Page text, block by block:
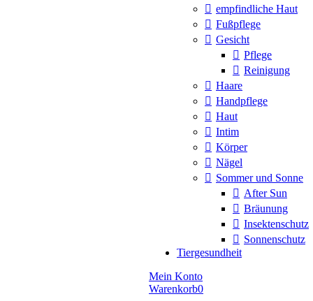
empfindliche Haut
Fußpflege
Gesicht
Pflege
Reinigung
Haare
Handpflege
Haut
Intim
Körper
Nägel
Sommer und Sonne
After Sun
Bräunung
Insektenschutz
Sonnenschutz
Tiergesundheit
Mein Konto
Warenkorb0